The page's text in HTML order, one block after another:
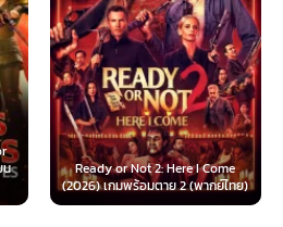
น
Ready or Not 2: Here I Come
(2026) เกมพร้อมตาย 2 (พากย์ไทย)